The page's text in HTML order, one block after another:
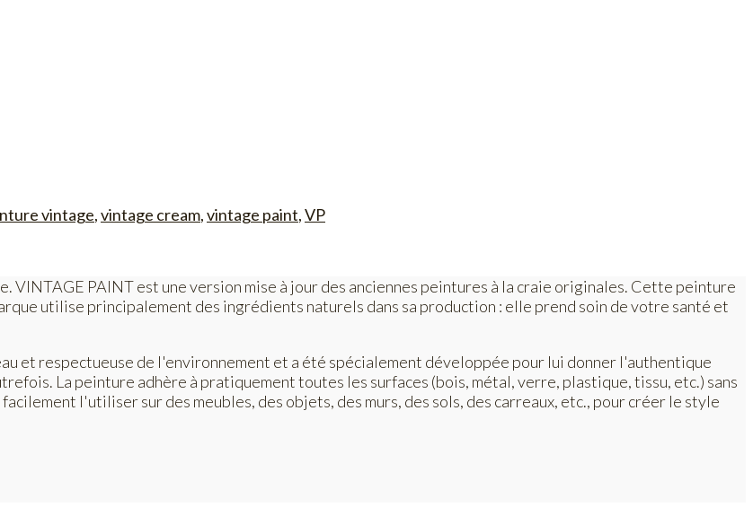
vintage,vintage cream,vintage paint,VP
PAINT est une version mise à jour des anciennes peintures à la craie originales. Cette peinture
utilise principalement des ingrédients naturels dans sa production : elle prend soin de votre santé et
et respectueuse de l'environnement et a été spécialement développée pour lui donner l'authentique
La peinture adhère à pratiquement toutes les surfaces (bois, métal, verre, plastique, tissu, etc.) sans
l'utiliser sur des meubles, des objets, des murs, des sols, des carreaux, etc., pour créer le style